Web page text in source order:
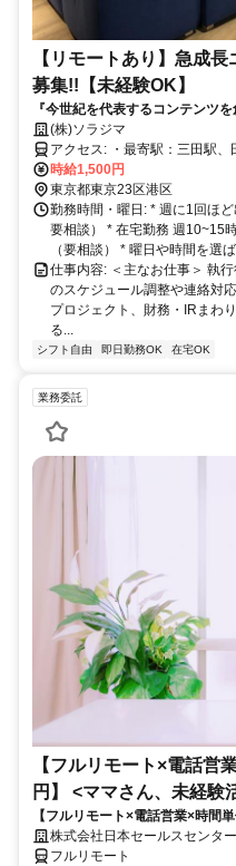
【リモートあり】急成
募集!!【未経験OK】
『今世紀を代表するコンテンツ
行役員のパートナーとして積極
(株)ソラジマ
アクセス: ・最寄駅：三田駅
時給1,500円
東京都東京23区港区
勤務時間・曜日: * 週に1回ほ
要相談） * 在宅勤務 週10~15
（要相談） * 曜日や時間を選
仕事内容: ＜主なお仕事＞ 執
のスケジュール調整や連絡対
プロジェクト、財務・IRまわ
る...
シフト自由 即日勤務OK 在宅OK
業務委託
【フルリモート×電話営
円】 <ママさん、未経験
で家庭と仕事の両立を実
【フルリモート×電話営業×時間
あり】 ＜ママさん、未経験活躍
両立を実現
株式会社日本セールスセンター
フルリモート